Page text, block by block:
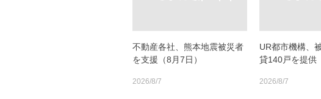
不動産各社、熊本地震被災者
を支援（8月7日）
2026/8/7
UR都市機構、
貸140戸を提供
2026/8/7